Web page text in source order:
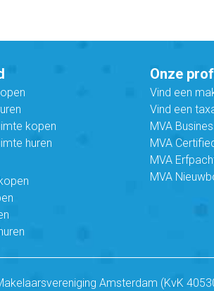
kopen
huren
Onze
Vind een
Vind een
MVA
MVA
MVA
MVA
Amsterdam (KvK